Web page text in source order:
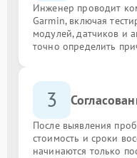
Инженер проводит
Garmin, включая
модулей, датчиков и
точно определить
3
После выявления
стоимость и сроки
начинаются только